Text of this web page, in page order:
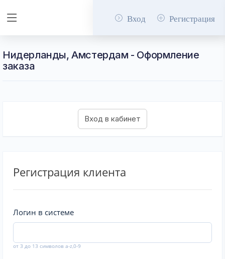
Вход Регистрация
Нидерланды, Амстердам - Оформление
заказа
Регистрация клиента
Логин в системе
от 3 до 13 символов a-z,0-9